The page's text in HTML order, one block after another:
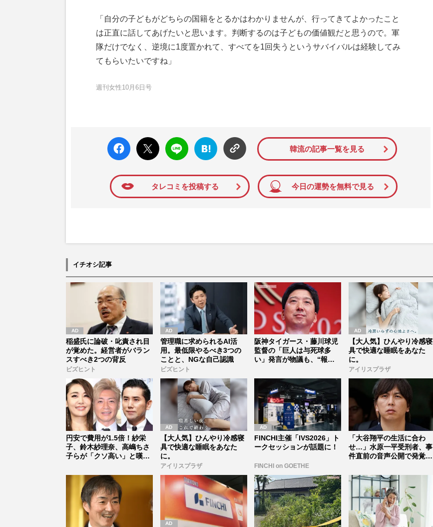
「自分の子どもがどちらの国籍をとるかはわかりませんが、行ってきてよかったこと
は正直に話してあげたいと思います。判断するのは子どもの価値観だと思うので。軍
隊だけでなく、逆境に1度置かれて、すべてを1回失うというサバイバルは経験してみ
てもらいたいですね」
週刊女性10月6日号
faceboo
k いい
ね
X ポス
ト
LINE
はてな
ブック
マーク
韓流の記事一覧を見る
タレコミを投稿する 今日の運勢を無料で見る
イチオシ記事
稲盛氏に論破・叱責され目
が覚めた。経営者がバラン
スすべき2つの背反
ビズヒント
管理職に求められるAI活
用。最低限やるべき3つの
ことと、NGな自己認識
ビズヒント
阪神タイガース・藤川球児
監督の「巨人は与死球多
い」発言が物議も、“報復
【大人気】ひんやり冷感寝
具で快適な睡眠をあなた
に。
アイリスプラザ
円安で費用が1.5倍！紗栄
子、鈴木紗理奈、高嶋ちさ
子らが「クソ高い」と嘆
【大人気】ひんやり冷感寝
具で快適な睡眠をあなた
に。
アイリスプラザ
FINCHI主催「IVS2026」ト
ークセッションが話題に！
FINCHI on GOETHE
「大谷翔平の生活に合わ
せ…」水原一平受刑者、事
件直前の音声公開で発覚し